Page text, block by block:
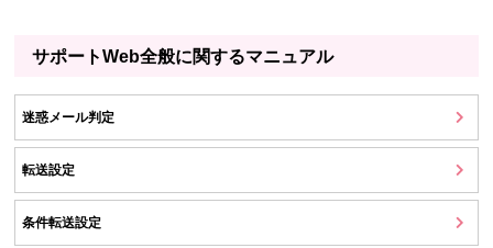
サポートWeb全般に関するマニュアル
迷惑メール判定
転送設定
条件転送設定